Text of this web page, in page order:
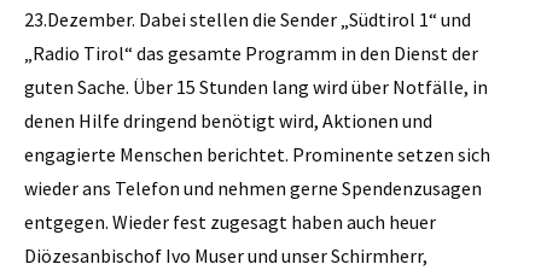
23.Dezember. Dabei stellen die Sender „Südtirol 1“ und
„Radio Tirol“ das gesamte Programm in den Dienst der
guten Sache. Über 15 Stunden lang wird über Notfälle, in
denen Hilfe dringend benötigt wird, Aktionen und
engagierte Menschen berichtet. Prominente setzen sich
wieder ans Telefon und nehmen gerne Spendenzusagen
entgegen. Wieder fest zugesagt haben auch heuer
Diözesanbischof Ivo Muser und unser Schirmherr,